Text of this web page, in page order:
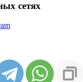
сетях